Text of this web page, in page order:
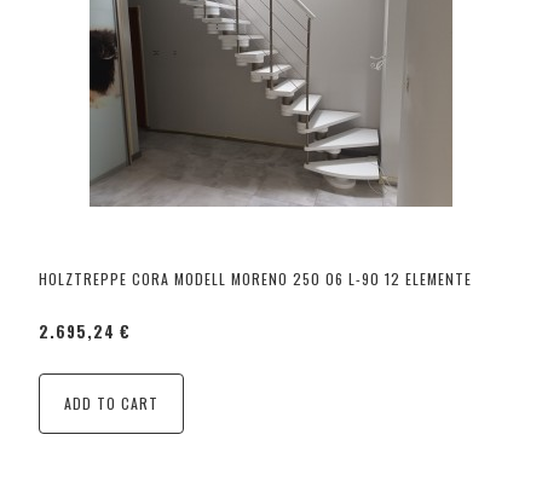
HOLZTREPPE CORA MODELL MORENO 250 06 L-90 12 ELEMENTE
2.695,24 €
ADD TO CART